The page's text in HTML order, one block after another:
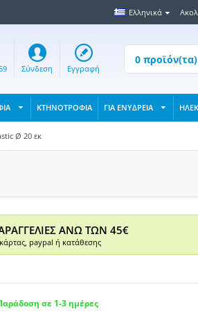
Ελληνικά
Σύνδεση Εγγραφή
0
ΚΤΗΝΟΤΡΟΦΙΑ ΓΙΑ ΕΝΥΔΡΕΙΑ
Ø 20 εκ
ΑΝΩ ΤΩΝ 45€
paypal ή κατάθεσης
σε 1-3 ημέρες